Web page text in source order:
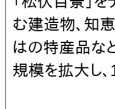
む建造物、知
はの特産品な
規模を拡大し